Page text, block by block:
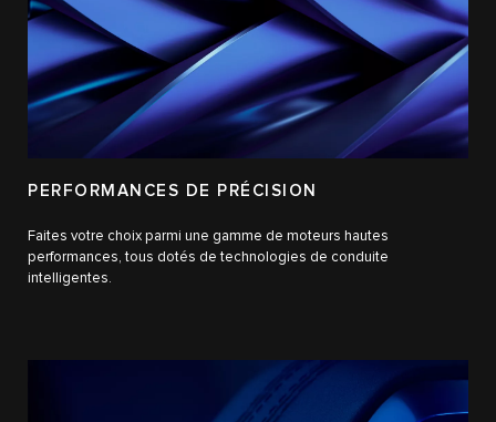
PERFORMANCES DE PRÉCISION
Faites votre choix parmi une gamme de moteurs hautes
performances, tous dotés de technologies de conduite
intelligentes.